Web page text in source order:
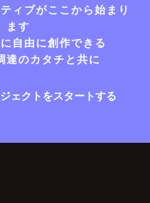
ィブがここから始まり
ます
自由に創作できる
達のカタチと共に
ェクトをスタートする